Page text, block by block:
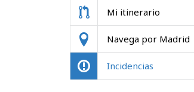
Mi itinerario
Navega por Madrid
Incidencias